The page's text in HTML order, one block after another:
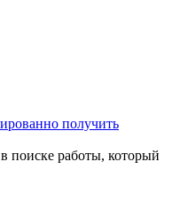
получить
поиске работы, который